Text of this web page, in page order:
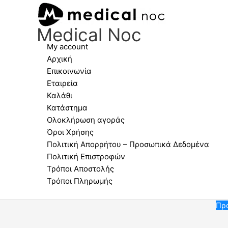
περιεχόμενοMedical Noc
My account
Αρχική
Επικοινωνία
Εταιρεία
Καλάθι
Κατάστημα
Ολοκλήρωση αγοράς
Όροι Χρήσης
Πολιτική Απορρήτου – Προσωπικά Δεδομένα
Πολιτική Επιστροφών
Τρόποι Αποστολής
Τρόποι Πληρωμής
price
was:
25,00 €.
τρέχουσα
τιμή
είναι:
Δερμάτινη
καφέ
θήκη
γυαλιών
ποσότητα